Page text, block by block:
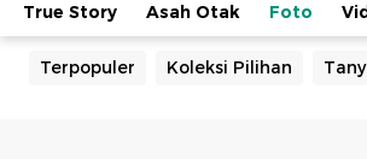
True Story Asah Otak Foto
Terpopuler Koleksi Pilihan